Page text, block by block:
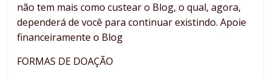
não tem mais como custear o Blog, o qual, agora,
dependerá de você para continuar existindo. Apoie
financeiramente o Blog
FORMAS DE DOAÇÃO